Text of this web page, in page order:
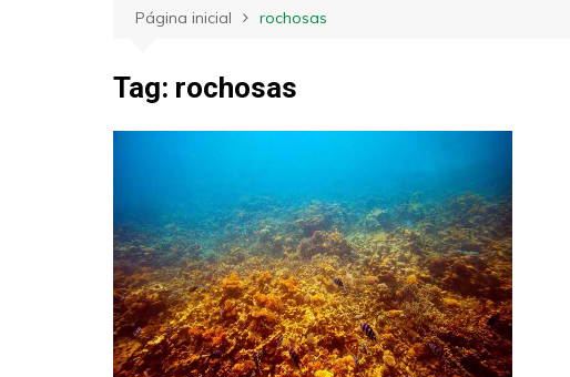
Página inicial rochosas
Tag: rochosas